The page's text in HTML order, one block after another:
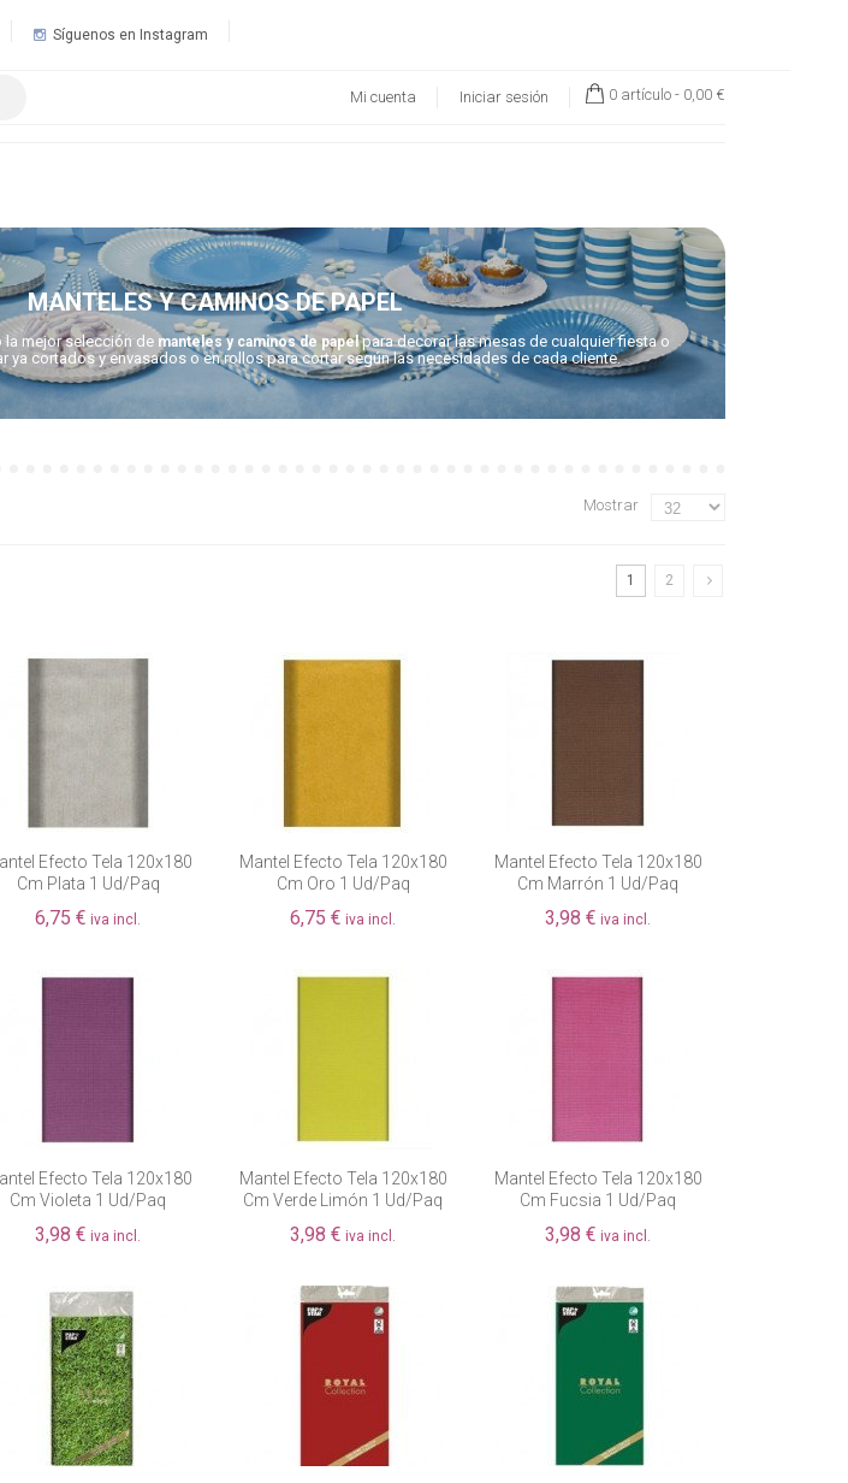
Síguenos en Instagram
Mi cuenta Iniciar sesión 0 artículo - 0,00 €
MANTELES Y CAMINOS DE PAPEL
mejor selección de manteles y caminos de papelpara decorar las mesas de cualquier fiesta o
ya cortados y envasados o en rollos para cortar según las necesidades de cada cliente.
Mostrar
1 2
Efecto Tela 120x180
Cm Plata 1 Ud/paq
6,75 € iva incl.
Mantel Efecto Tela 120x180
Cm Oro 1 Ud/paq
6,75 € iva incl.
Mantel Efecto Tela 120x180
Cm Marrón 1 Ud/paq
3,98 € iva incl.
Efecto Tela 120x180
Cm Violeta 1 Ud/paq
3,98 € iva incl.
Mantel Efecto Tela 120x180
Cm Verde Limón 1 Ud/paq
3,98 € iva incl.
Mantel Efecto Tela 120x180
Cm Fucsia 1 Ud/paq
3,98 € iva incl.